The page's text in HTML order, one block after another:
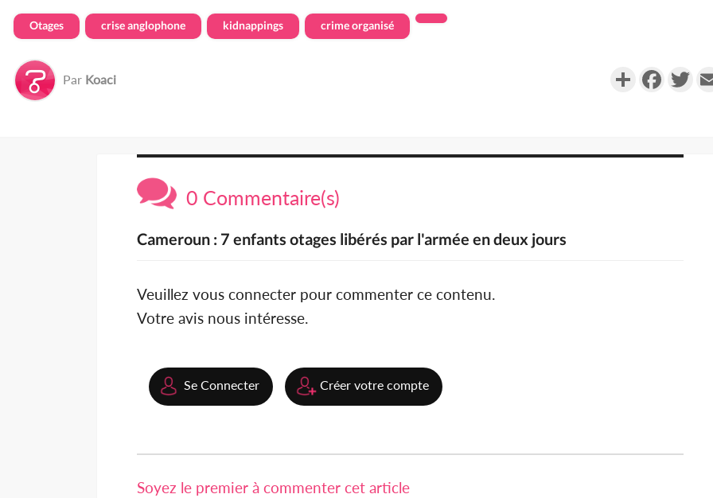
Otages crise anglophone kidnappings crime organisé
Par Koaci Partager
0 Commentaire(s)
Cameroun : 7 enfants otages libérés par l'armée en deux jours
Veuillez vous connecter pour commenter ce contenu.
Votre avis nous intéresse.
Se Connecter Créer votre compte
Soyez le premier à commenter cet article